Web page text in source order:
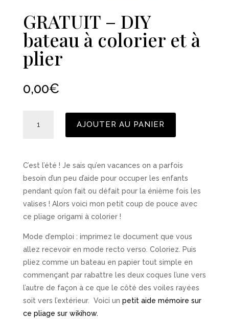
GRATUIT – DIY
bateau à colorier et à
plier
0,00€
DIY
bateau
à
colorier
et
plier
AJOUTER AU PANIER
C’est l’été ! Je sais qu’en vacances on a parfois
besoin d’un peu d’aide pour occuper les enfants
pendant qu’on fait ou défait pour la énième fois les
valises ! Alors voici mon petit coup de pouce avec
ce pliage origami à colorier !
Mode d’emploi : imprimez le document que vous
allez recevoir en mode recto verso. Coloriez. Puis
pliez comme un bateau en papier tout simple en
commençant par rabattre les deux coques l’une vers
l’autre de façon à ce que le côté des voiles rayées
soit vers l’extérieur. Voici un petit aide mémoire sur
ce pliage sur wikihow.